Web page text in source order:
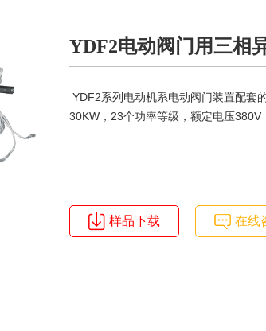
YDF2电动阀门用三相
YDF2系列电动机系电动阀门装置配套
30KW，23个功率等级，额定电压380V
样品下载 在线